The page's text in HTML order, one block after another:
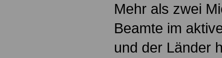
Mehr als zwei
Beamte im
und der Länder